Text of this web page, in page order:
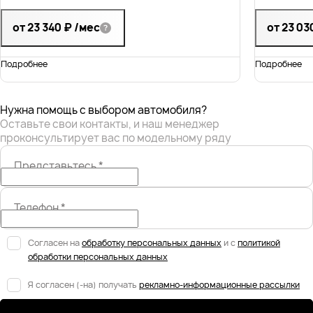
от 23 340 ₽/мес
Подробнее
от 23
Подробнее
Нужна помощь с выбором автомобиля?
Оставьте свои контакты, и наш менеджер
проконсультирует вас по модельному ряду
Представьтесь*
Телефон*
Согласен наобработку персональных данных и сполитикой
обработки персональных данных
Я согласен (-на) получать рекламно-информационные рассылки